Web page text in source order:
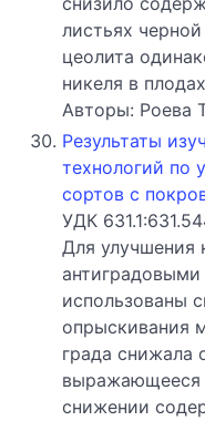
листьях
цеолита
никеля в
Авторы: Роева
Результаты
технологий по
сортов с
УДК
Для улучшения
использованы
опрыскивания
града снижала
выражающееся
снижении